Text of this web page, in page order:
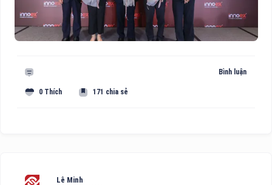
Bình luận
0 Thích 171 chia sẻ
Lê Minh